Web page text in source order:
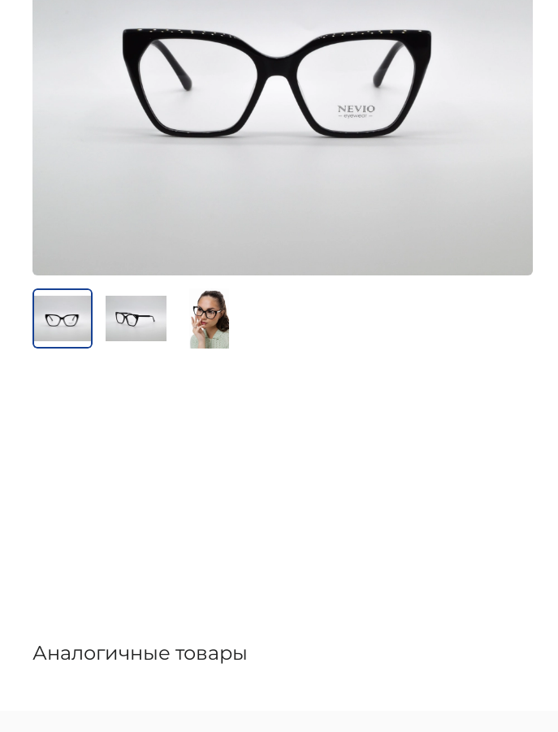
Аналогичные товары